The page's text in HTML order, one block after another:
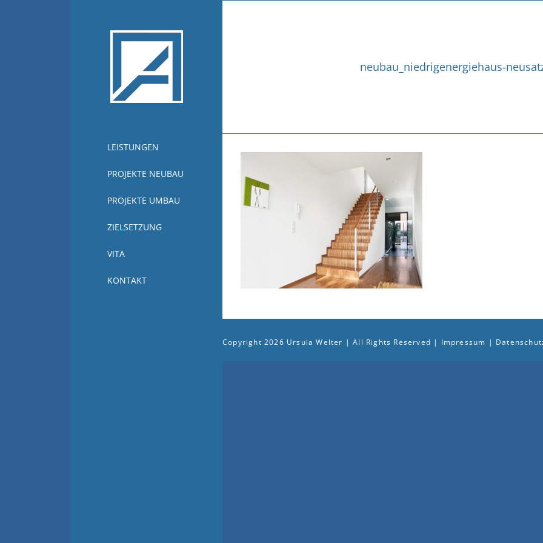
LEISTUNGEN
PROJEKTE NEUBAU
PROJEKTE UMBAU
ZIELSETZUNG
VITA
KONTAKT
neubau_niedrigenergiehaus-
Copyright 2026 Ursula Welter | All Rights Reserved | Impressum |